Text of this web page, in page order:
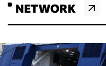
NETWORK